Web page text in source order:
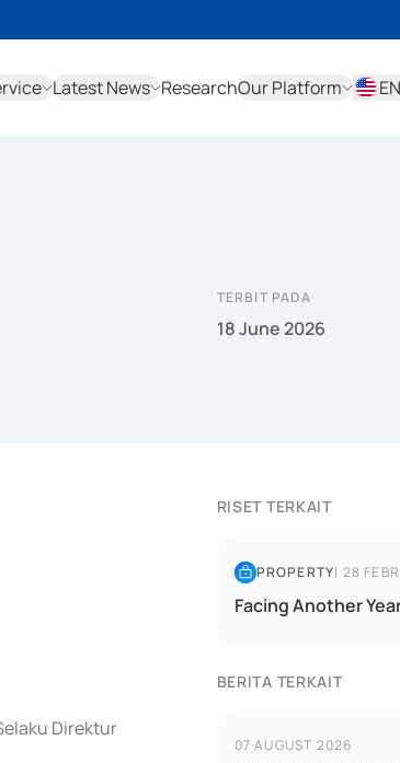
Latest News ResearchOur Platform
EN
TERBIT PADA
18 June 2026
Direktur
RISET TERKAIT
PROPERTY| 28
Facing Another
BERITA TERKAIT
07 AUGUST 2026